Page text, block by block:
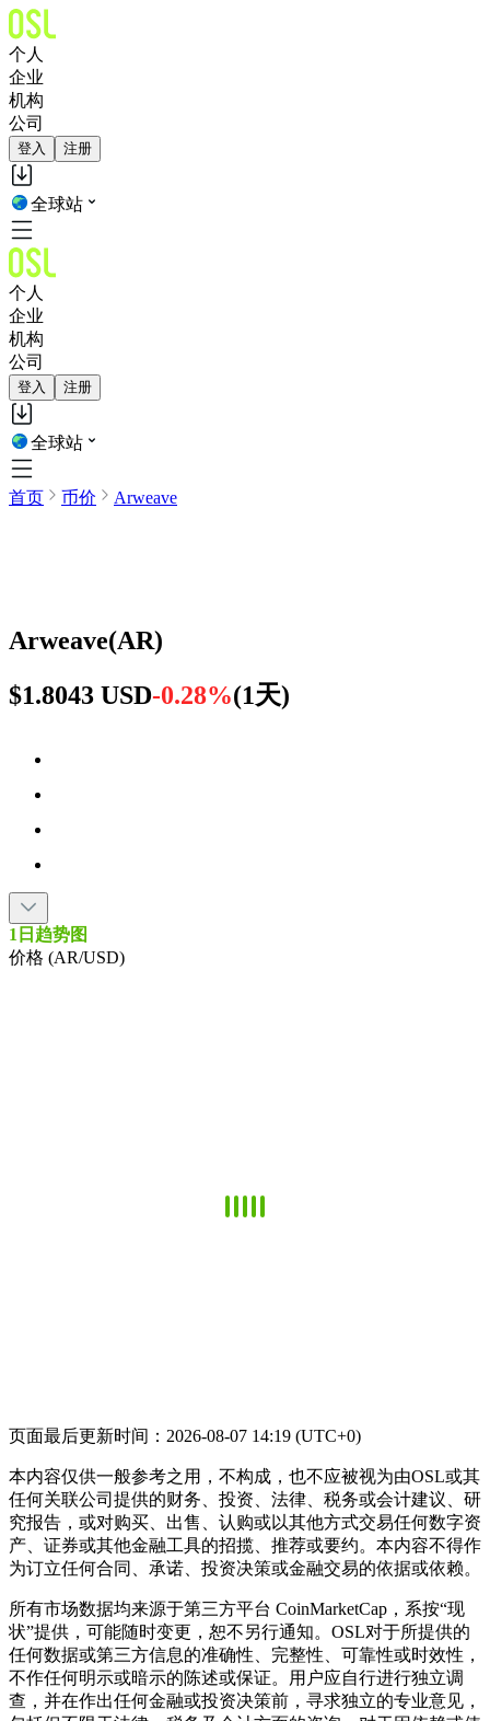
个人
企业
机构
公司
登入 注册
全球站
个人
企业
机构
公司
登入 注册
全球站
首页 币价 Arweave
Arweave(AR)
$1.8043 USD-0.28%(1天)
1日趋势图
价格 (AR/USD)
页面最后更新时间：2026-08-07 14:19 (UTC+0)
本内容仅供一般参考之用，不构成，也不应被视为由OSL或其
任何关联公司提供的财务、投资、法律、税务或会计建议、研
究报告，或对购买、出售、认购或以其他方式交易任何数字资
产、证券或其他金融工具的招揽、推荐或要约。本内容不得作
为订立任何合同、承诺、投资决策或金融交易的依据或依赖。
所有市场数据均来源于第三方平台 CoinMarketCap，系按“现
状”提供，可能随时变更，恕不另行通知。OSL对于所提供的
任何数据或第三方信息的准确性、完整性、可靠性或时效性，
不作任何明示或暗示的陈述或保证。用户应自行进行独立调
查，并在作出任何金融或投资决策前，寻求独立的专业意见，